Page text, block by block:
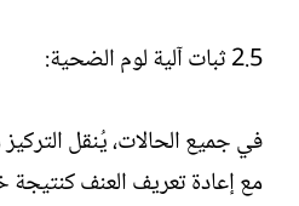
2.5 ثبات آلية لوم الضحية:
في جميع الحالات، يُنقل
مع إعادة تعريف العنف كنتيجة